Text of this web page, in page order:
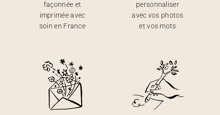
façonnée et
imprimée avec
soin en France
personnaliser
avec vos photos
et vos mots